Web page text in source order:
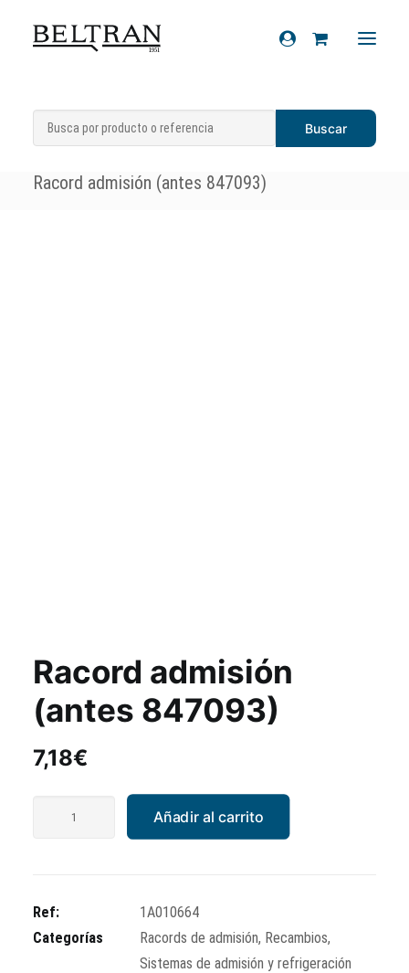
Recambios
Cascos
Inicio Recambios » Sistemas de admisión
y refrigeración»Racords de admisión»
Racord admisión (antes 847093)
Racord admisión
(antes 847093)
7,18€
cantidad
Añadir al carrito
Ref:
1A010664
Categorías
Racords de admisión, Recambios,
Sistemas de admisión y refrigeración